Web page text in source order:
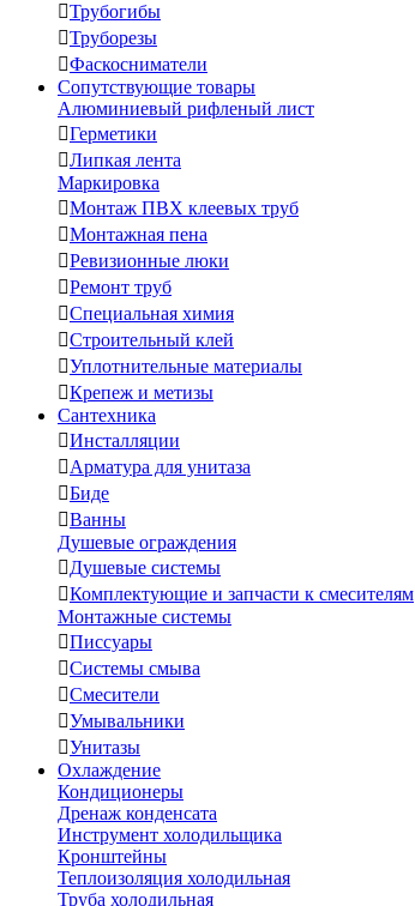
Трубогибы
Труборезы
Фаскосниматели
Сопутствующие товары
Алюминиевый рифленый лист
Герметики
Липкая лента
Маркировка
Монтаж ПВХ клеевых труб
Монтажная пена
Ревизионные люки
Ремонт труб
Специальная химия
Строительный клей
Уплотнительные материалы
Крепеж и метизы
Сантехника
Инсталляции
Арматура для унитаза
Биде
Ванны
Душевые ограждения
Душевые системы
Комплектующие и запчасти к смесителям
Монтажные системы
Писсуары
Системы смыва
Смесители
Умывальники
Унитазы
Охлаждение
Кондиционеры
Дренаж конденсата
Инструмент холодильщика
Кронштейны
Теплоизоляция холодильная
Труба холодильная